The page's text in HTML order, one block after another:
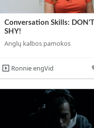
Conversation Skills:
SHY!
Anglų kalbos pamokos
Ronnie engVid